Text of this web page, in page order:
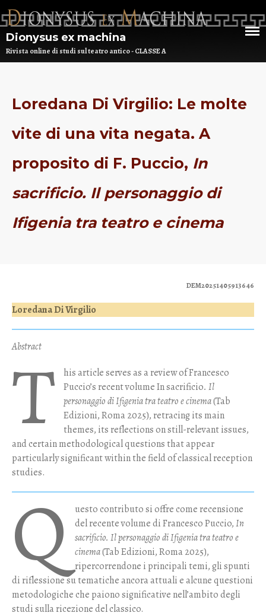
CHI SIAMO
DEM NUMERO 16 – ANNO 2025
BIBLIOTECA DI DEM
Dionysus ex machina
Rivista online di studi sul teatro antico - CLASSE A
Loredana Di Virgilio: Le molte
vite di una vita negata. A
proposito di F. Puccio, In
sacrificio. Il personaggio di
Ifigenia tra teatro e cinema
DEM20251405913646
Loredana Di Virgilio
Abstract
T
his article serves as a review of Francesco
Puccio’s recent volume In sacrificio. Il
personaggio di Ifigenia tra teatro e cinema(Tab
Edizioni, Roma 2025), retracing its main
themes, its reflections on still-relevant issues,
and certain methodological questions that appear
particularly significant within the field of classical reception
studies.
Q
uesto contributo si offre come recensione
del recente volume di Francesco Puccio,In
sacrificio. Il personaggio di Ifigenia tra teatro e
cinema(Tab Edizioni, Roma 2025),
ripercorrendone i principali temi, gli spunti
di riflessione su tematiche ancora attuali e alcune questioni
metodologiche che paiono significative nell’ambito degli
studi sulla ricezione del classico.